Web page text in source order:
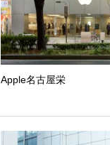
Apple名古屋栄